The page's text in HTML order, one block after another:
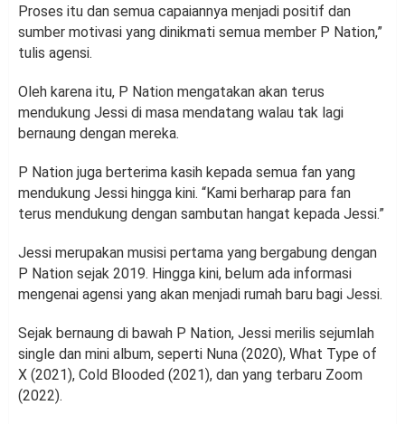
Proses itu dan semua capaiannya menjadi positif dan
sumber motivasi yang dinikmati semua member P Nation,”
tulis agensi.
Oleh karena itu, P Nation mengatakan akan terus
mendukung Jessi di masa mendatang walau tak lagi
bernaung dengan mereka.
P Nation juga berterima kasih kepada semua fan yang
mendukung Jessi hingga kini. “Kami berharap para fan
terus mendukung dengan sambutan hangat kepada Jessi.”
Jessi merupakan musisi pertama yang bergabung dengan
P Nation sejak 2019. Hingga kini, belum ada informasi
mengenai agensi yang akan menjadi rumah baru bagi Jessi.
Sejak bernaung di bawah P Nation, Jessi merilis sejumlah
single dan mini album, seperti Nuna (2020), What Type of
X (2021), Cold Blooded (2021), dan yang terbaru Zoom
(2022).